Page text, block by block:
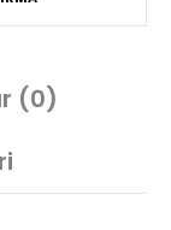
(0)